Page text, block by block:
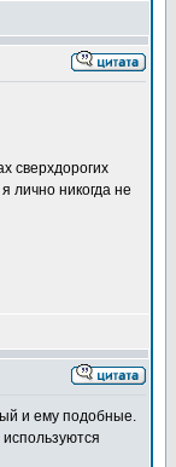
сверхдорогих
лично никогда не
и ему подобные.